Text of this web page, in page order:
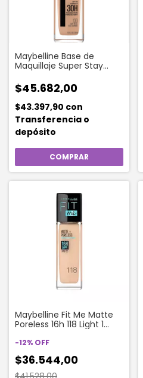
Maybelline Base de
Maquillaje Super Stay
130 Beige Buff
$45.682,00
$43.397,90 con
Transferencia o
depósito
Maybelline Fit Me Matte
Poreless 16h 118 Light 1
-12% OFF
$36.544,00